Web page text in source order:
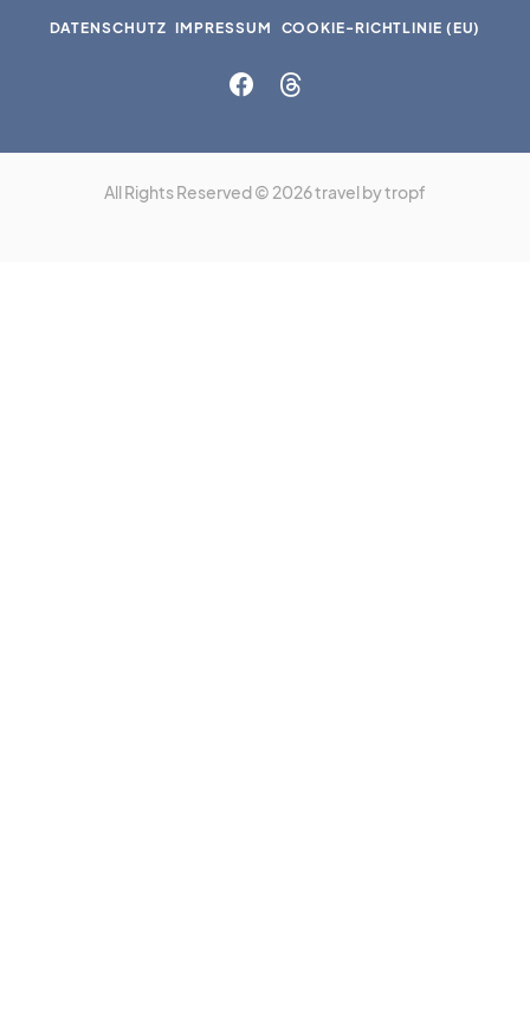
DATENSCHUTZ IMPRESSUM COOKIE-RICHTLINIE (EU)
All Rights Reserved © 2026 travel by tropf